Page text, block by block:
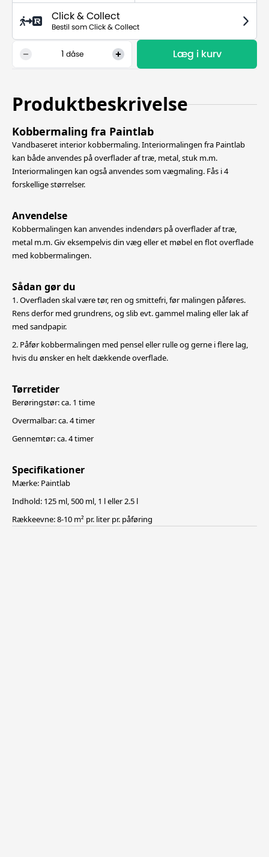
Click & Collect
Bestil som Click & Collect
dåse Læg i kurv
Produktbeskrivelse
Kobbermaling fra Paintlab
Vandbaseret interior kobbermaling. Interiormalingen fra Paintlab
kan både anvendes på overflader af træ, metal, stuk m.m.
Interiormalingen kan også anvendes som vægmaling. Fås i 4
forskellige størrelser.
Anvendelse
Kobbermalingen kan anvendes indendørs på overflader af træ,
metal m.m. Giv eksempelvis din væg eller et møbel en flot overflade
med kobbermalingen.
Sådan gør du
1. Overfladen skal være tør, ren og smittefri, før malingen påføres.
Rens derfor med grundrens, og slib evt. gammel maling eller lak af
med sandpapir.
2. Påfør kobbermalingen med pensel eller rulle og gerne i flere lag,
hvis du ønsker en helt dækkende overflade.
Tørretider
Berøringstør: ca. 1 time
Overmalbar: ca. 4 timer
Gennemtør: ca. 4 timer
Specifikationer
Mærke: Paintlab
Indhold: 125 ml, 500 ml, 1 l eller 2.5 l
Rækkeevne: 8-10 m² pr. liter pr. påføring